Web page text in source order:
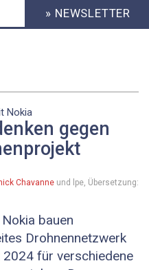
HEADER
MENU
» NEWSLETTER
Nokia
gegen
Chavanne und lpe, Übersetzung:
bauen
Drohnennetzwerk
für verschiedene